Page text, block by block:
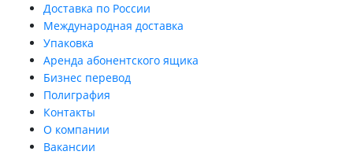
Доставка по России
Международная доставка
Упаковка
Аренда абонентского ящика
Бизнес перевод
Полиграфия
Контакты
О компании
Вакансии